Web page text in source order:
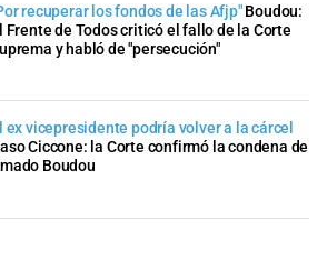
recuperar los fondos de las Afjp"Boudou:
Frente de Todos criticó el fallo de la Corte
y habló de "persecución"
ex vicepresidente podría volver a la cárcel
Ciccone: la Corte confirmó la condena de
Boudou